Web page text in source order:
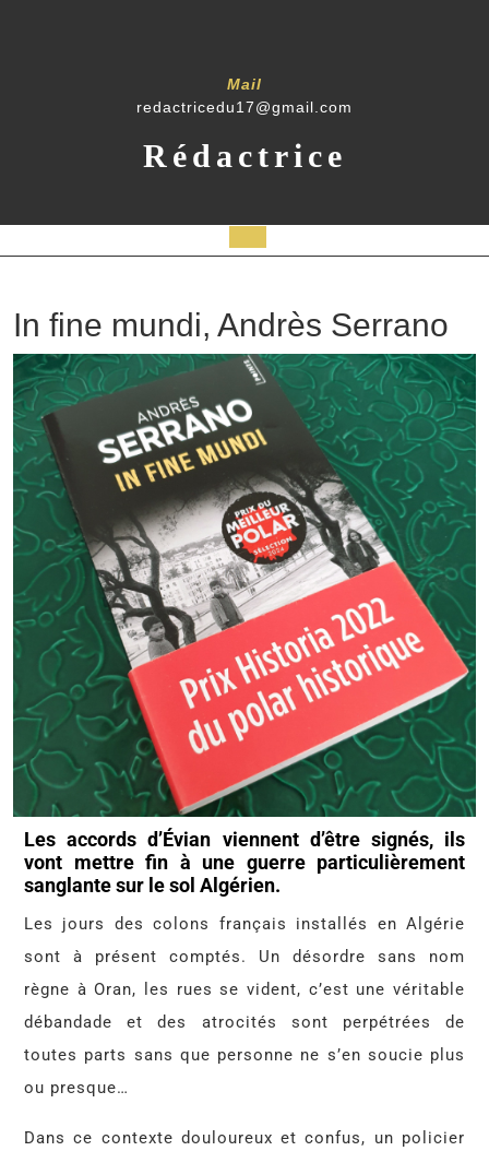
Mail
redactricedu17@gmail.com
Rédactrice
In fine mundi, Andrès Serrano
Les accords d’Évian viennent d’être signés, ils
vont mettre fin à une guerre particulièrement
sanglante sur le sol Algérien.
Les jours des colons français installés en Algérie
sont à présent comptés. Un désordre sans nom
règne à Oran, les rues se vident, c’est une véritable
débandade et des atrocités sont perpétrées de
toutes parts sans que personne ne s’en soucie plus
ou presque…
Dans ce contexte douloureux et confus, un policier